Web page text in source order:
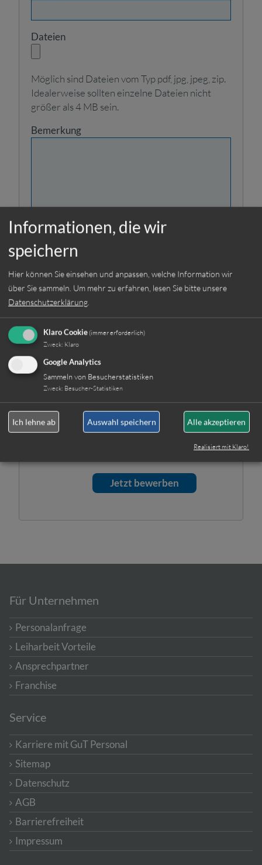
Dateien
Möglich sind Dateien vom Typ pdf, jpg, jpeg, zip.
Idealerweise sollten einzelne Dateien nicht
größer als 4 MB sein.
Bemerkung
Ich habe die
Weiterverarbeitung meiner
Angaben aus dem
Beantwortung meiner
Bewerbung zu.
Ihre Daten unsererseits
streng vertraulich behandelt.
Hinweis: Sie können Ihre
Einwilligung jederzeit für die
Zukunft per E-Mail an
info@gut-personal-
widerrufen.
Für Unternehmen
Personalanfrage
Leiharbeit Vorteile
Ansprechpartner
Franchise
Service
Karriere mit GuT Personal
Sitemap
Datenschutz
AGB
Barrierefreiheit
Impressum
Informationen, die wir
speichern
Hier können Sie einsehen und anpassen, welche Information wir
über Sie sammeln. Um mehr zu erfahren, lesen Sie bitte unsere
Datenschutzerklärung.
Klaro Cookie (immer erforderlich)
Zweck: Klaro
Google Analytics
Sammeln von Besucherstatistiken
Zweck: Besucher-Statistiken
Ich lehne ab Auswahl speichern Alle akzeptieren
Realisiert mit Klaro!